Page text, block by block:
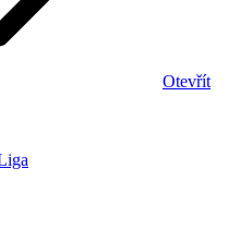
Otevřít